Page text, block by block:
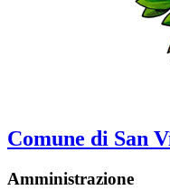
Comune di San
Amministrazione